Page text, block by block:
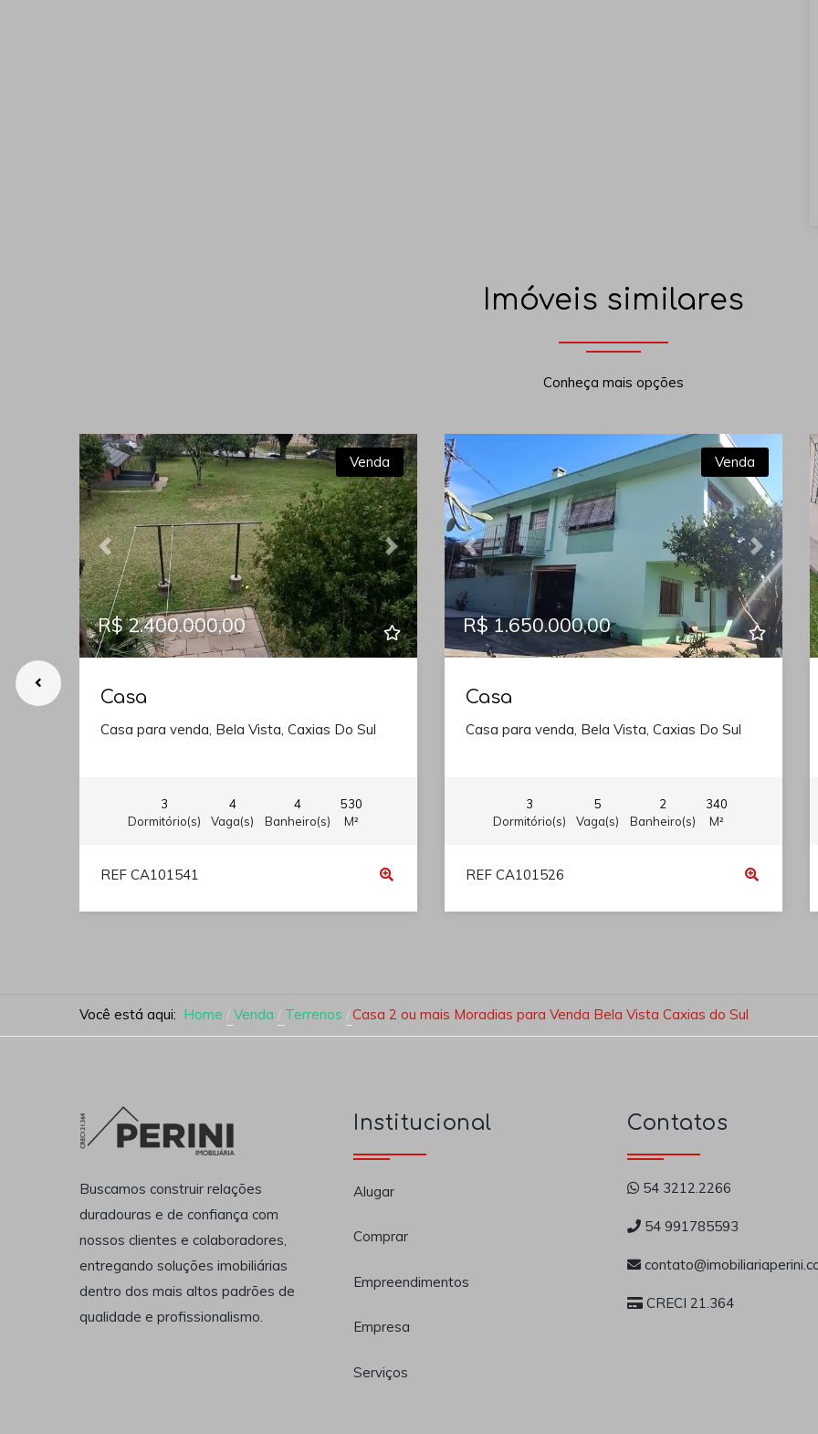
Imóveis similares
Conheça mais opções
Previous Next
Venda
R$ 2.400.000,00
Casa
Casa para venda, Bela Vista, Caxias Do Sul
3
Dormitório(s)
4
Vaga(s)
4
Banheiro(s)
530
M²
REF CA101541
Previous Next
Venda
R$ 1.650.000,00
Casa
Casa para venda, Bela Vista, Caxias Do Sul
3
Dormitório(s)
5
Vaga(s)
2
Banheiro(s)
340
M²
REF CA101526
Você está aqui: Home Venda Terrenos Casa 2 ou mais Moradias para Venda Bela Vista Caxias do Sul
Buscamos construir relações
duradouras e de confiança com
nossos clientes e colaboradores,
entregando soluções imobiliárias
dentro dos mais altos padrões de
qualidade e profissionalismo.
Institucional
Alugar
Comprar
Empreendimentos
Empresa
Serviços
Contatos
54 3212.2266
54 991785593
CRECI 21.364